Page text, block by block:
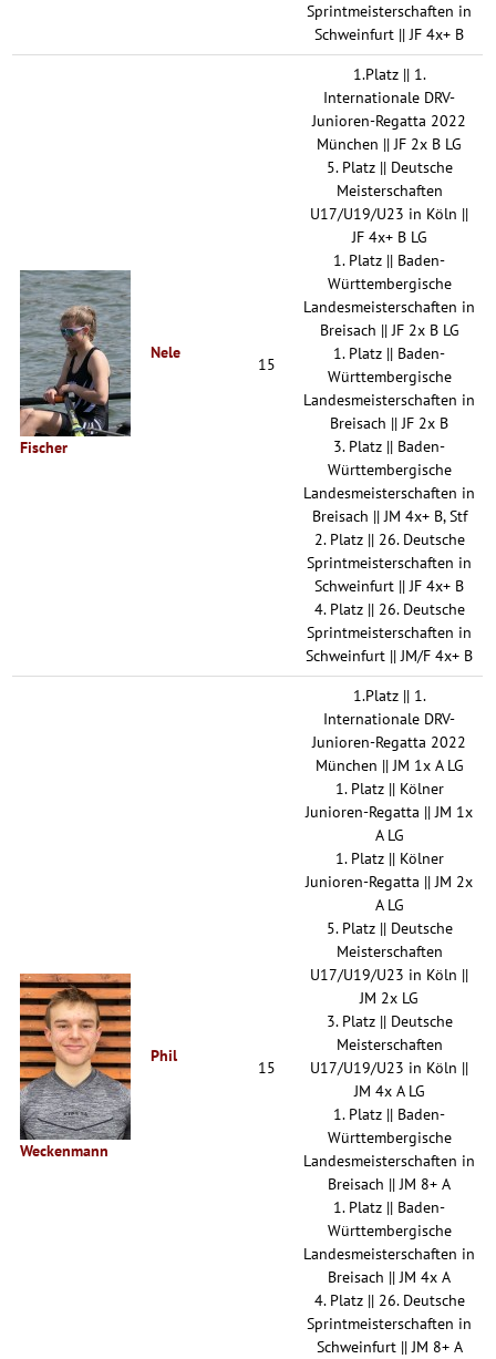
Sprintmeisterschaften in
Schweinfurt || JF 4x+ B
Nele
Fischer
15
1.Platz || 1.
Internationale DRV-
Junioren-Regatta 2022
München || JF 2x B LG
5. Platz || Deutsche
Meisterschaften
U17/U19/U23 in Köln ||
JF 4x+ B LG
1. Platz || Baden-
Württembergische
Landesmeisterschaften in
Breisach || JF 2x B LG
1. Platz || Baden-
Württembergische
Landesmeisterschaften in
Breisach || JF 2x B
3. Platz || Baden-
Württembergische
Landesmeisterschaften in
Breisach || JM 4x+ B, Stf
2. Platz || 26. Deutsche
Sprintmeisterschaften in
Schweinfurt || JF 4x+ B
4. Platz || 26. Deutsche
Sprintmeisterschaften in
Schweinfurt || JM/F 4x+ B
Phil
Weckenmann
15
1.Platz || 1.
Internationale DRV-
Junioren-Regatta 2022
München || JM 1x A LG
1. Platz || Kölner
Junioren-Regatta || JM 1x
A LG
1. Platz || Kölner
Junioren-Regatta || JM 2x
A LG
5. Platz || Deutsche
Meisterschaften
U17/U19/U23 in Köln ||
JM 2x LG
3. Platz || Deutsche
Meisterschaften
U17/U19/U23 in Köln ||
JM 4x A LG
1. Platz || Baden-
Württembergische
Landesmeisterschaften in
Breisach || JM 8+ A
1. Platz || Baden-
Württembergische
Landesmeisterschaften in
Breisach || JM 4x A
4. Platz || 26. Deutsche
Sprintmeisterschaften in
Schweinfurt || JM 8+ A